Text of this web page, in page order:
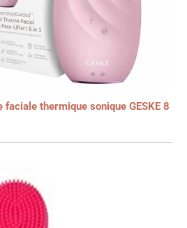
faciale thermique sonique GESKE 8